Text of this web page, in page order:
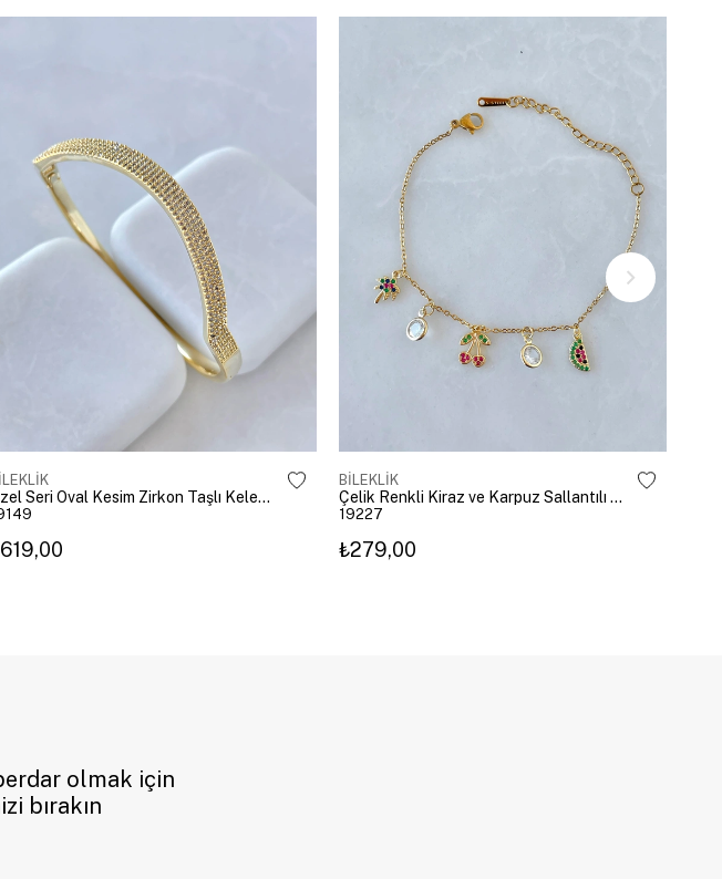
Özel Seri Oval Kesim Zirkon Taşlı Kelepçe Gold
BİLEKLİK
Çelik Renkli Kiraz ve Karpuz Sallantılı Bileklik Gold
19227
₺279,00
olmak için
bırakın